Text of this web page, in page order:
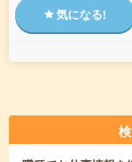
気になる!